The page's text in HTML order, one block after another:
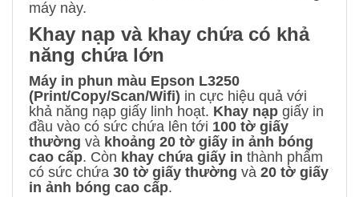
máy này.
Khay nạp và khay chứa có khả
năng chứa lớn
Máy in phun màu Epson L3250
(Print/Copy/Scan/Wifi) in cực hiệu quả với
khả năng nạp giấy linh hoạt. Khay nạp giấy in
đầu vào có sức chứa lên tới 100 tờ giấy
thường và khoảng 20 tờ giấy in ảnh bóng
cao cấp. Còn khay chứa giấy in thành phẩm
có sức chứa 30 tờ giấy thường và 20 tờ giấy
in ảnh bóng cao cấp.